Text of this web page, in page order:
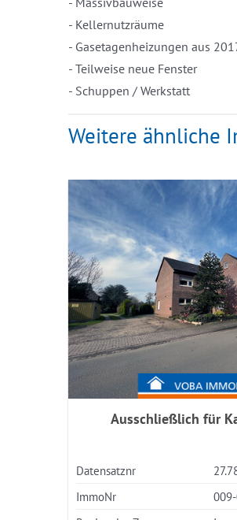
- Kellernutzräume
- Gasetagenheizungen aus
- Teilweise neue Fenster
- Schuppen / Werkstatt
Weitere ähnliche
Ausschließlich für
Datensatznr
ImmoNr